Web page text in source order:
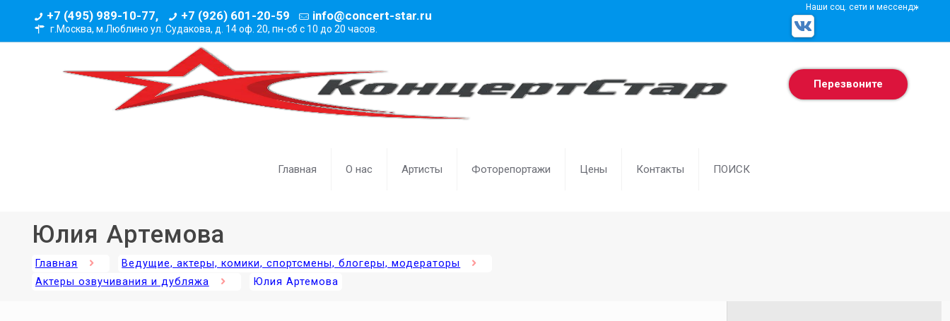
+7 (495) 989-10-77, +7 (926) 601-20-59 info@concert-star.ru
г.Москва, м.Люблино ул. Судакова, д. 14 оф. 20, пн-сб с 10 до 20 часов.
Наши соц. сети и мессенджеры
Главная О нас Артисты Фоторепортажи Цены Контакты ПОИСК
Перезвоните
Юлия Артемова
Главная
Ведущие, актеры, комики, спортсмены, блогеры, модераторы
Актеры озвучивания и дубляжа
Юлия Артемова